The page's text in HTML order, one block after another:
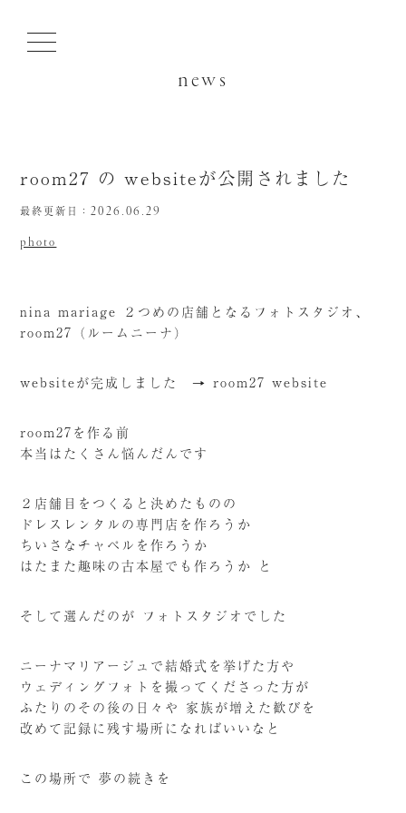
news
room27 の websiteが公開されました
最終更新日：2026.06.29
photo
nina mariage ２つめの店舗となるフォトスタジオ、
room27（ルームニーナ）
websiteが完成しました →room27 website
room27を作る前
本当はたくさん悩んだんです
２店舗目をつくると決めたものの
ドレスレンタルの専門店を作ろうか
ちいさなチャペルを作ろうか
はたまた趣味の古本屋でも作ろうか と
そして選んだのが フォトスタジオでした
ニーナマリアージュで結婚式を挙げた方や
ウェディングフォトを撮ってくださった方が
ふたりのその後の日々や 家族が増えた歓びを
改めて記録に残す場所になればいいなと
この場所で 夢の続きを